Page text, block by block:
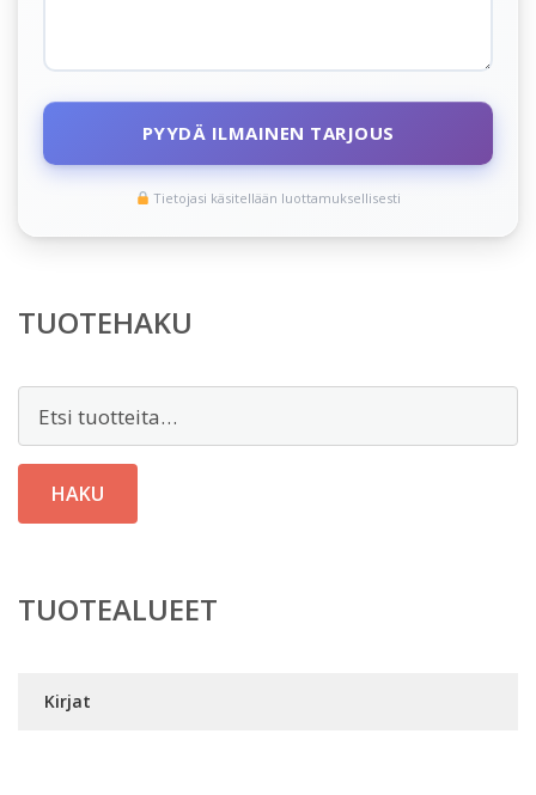
PYYDÄ ILMAINEN TARJOUS
Tietojasi käsitellään luottamuksellisesti
TUOTEHAKU
HAKU
TUOTEALUEET
Kirjat